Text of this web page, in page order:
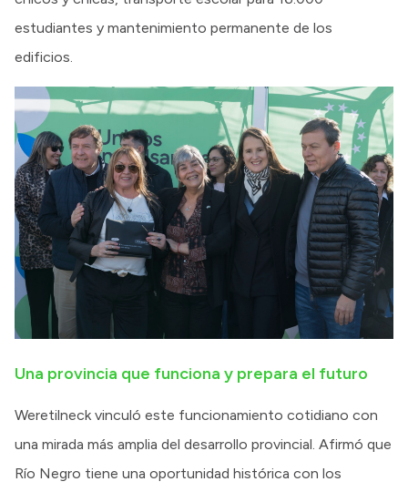
estudiantes y mantenimiento permanente de los
edificios.
Una provincia que funciona y prepara el futuro
Weretilneck vinculó este funcionamiento cotidiano con
una mirada más amplia del desarrollo provincial. Afirmó que
Río Negro tiene una oportunidad histórica con los